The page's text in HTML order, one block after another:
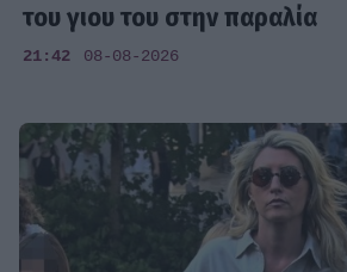
του γιου του στην παραλία
21:42 08-08-2026